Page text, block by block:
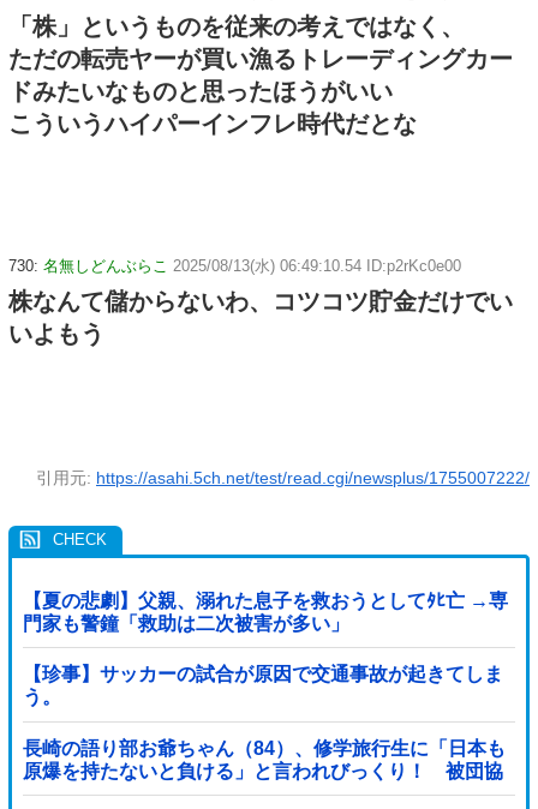
「株」というものを従来の考えではなく、
ただの転売ヤーが買い漁るトレーディングカー
ドみたいなものと思ったほうがいい
こういうハイパーインフレ時代だとな
730: 名無しどんぶらこ 2025/08/13(水) 06:49:10.54 ID:p2rKc0e00
株なんて儲からないわ、コツコツ貯金だけでい
いよもう
引用元: https://asahi.5ch.net/test/read.cgi/newsplus/1755007222/
【夏の悲劇】父親、溺れた息子を救おうとしてﾀﾋ亡 →専
門家も警鐘「救助は二次被害が多い」
【珍事】サッカーの試合が原因で交通事故が起きてしま
う。
長崎の語り部お爺ちゃん（84）、修学旅行生に「日本も
原爆を持たないと負ける」と言われびっくり！ 被団協
代表（85）も中学生に「核を持たないで日本...